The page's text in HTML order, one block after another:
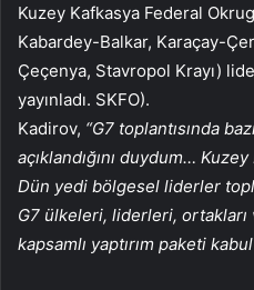
Kuzey Kafkasya Federal
Kabardey-Balkar, Karaçay-
Çeçenya, Stavropol Krayı)
yayınladı. SKFO).
Kadirov, “G7 toplantısında
açıklandığını duydum…
Dün yedi bölgesel liderler
G7 ülkeleri, liderleri,
kapsamlı yaptırım paketi